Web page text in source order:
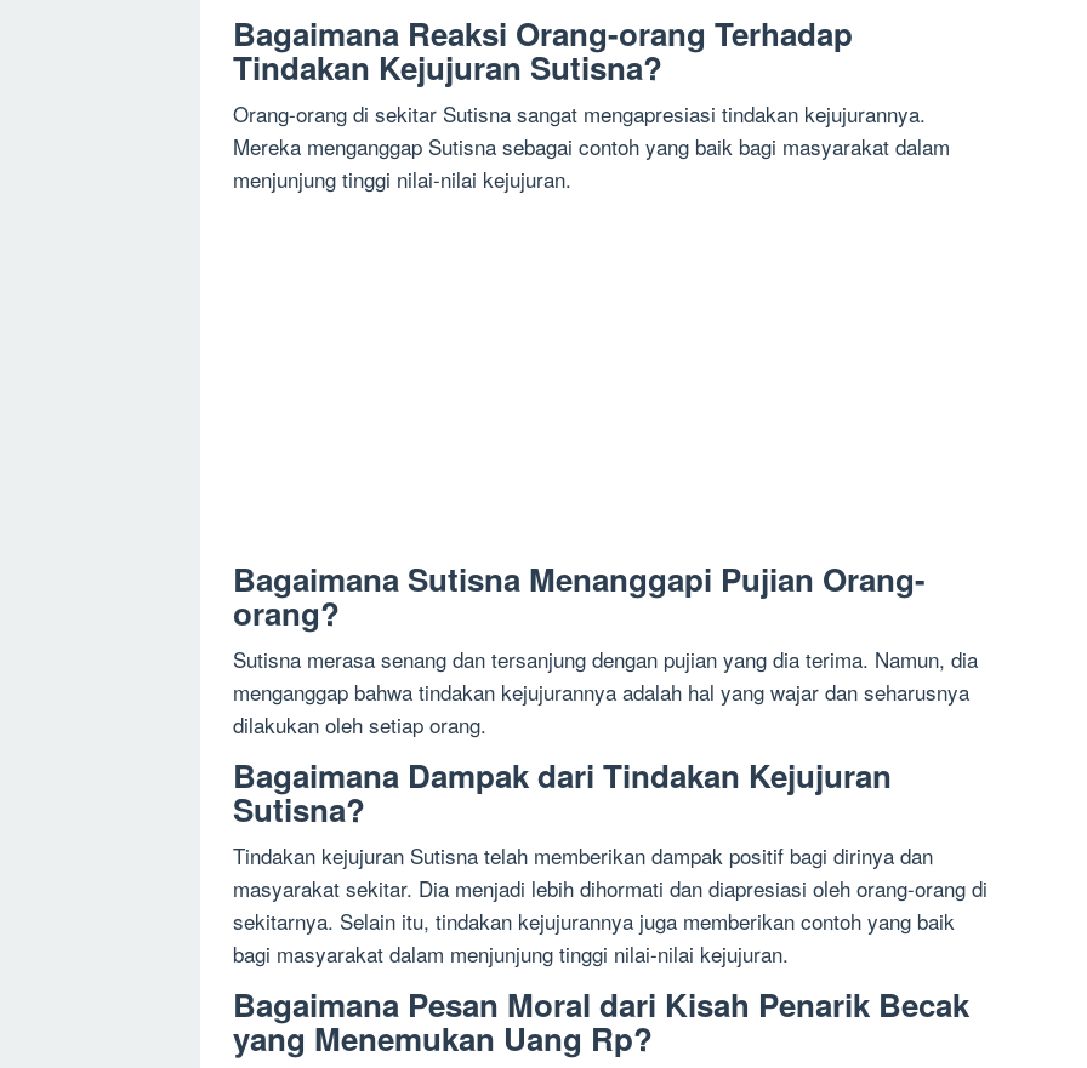
Bagaimana Reaksi Orang-orang Terhadap
Tindakan Kejujuran Sutisna?
Orang-orang di sekitar Sutisna sangat mengapresiasi tindakan kejujurannya.
Mereka menganggap Sutisna sebagai contoh yang baik bagi masyarakat dalam
menjunjung tinggi nilai-nilai kejujuran.
Bagaimana Sutisna Menanggapi Pujian Orang-
orang?
Sutisna merasa senang dan tersanjung dengan pujian yang dia terima. Namun, dia
menganggap bahwa tindakan kejujurannya adalah hal yang wajar dan seharusnya
dilakukan oleh setiap orang.
Bagaimana Dampak dari Tindakan Kejujuran
Sutisna?
Tindakan kejujuran Sutisna telah memberikan dampak positif bagi dirinya dan
masyarakat sekitar. Dia menjadi lebih dihormati dan diapresiasi oleh orang-orang di
sekitarnya. Selain itu, tindakan kejujurannya juga memberikan contoh yang baik
bagi masyarakat dalam menjunjung tinggi nilai-nilai kejujuran.
Bagaimana Pesan Moral dari Kisah Penarik Becak
yang Menemukan Uang Rp?